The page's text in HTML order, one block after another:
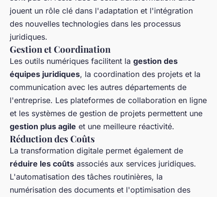
jouent un rôle clé dans l'adaptation et l'intégration
des nouvelles technologies dans les processus
juridiques.
Gestion et Coordination
Les outils numériques facilitent la gestion des
équipes juridiques, la coordination des projets et la
communication avec les autres départements de
l'entreprise. Les plateformes de collaboration en ligne
et les systèmes de gestion de projets permettent une
gestion plus agile et une meilleure réactivité.
Réduction des Coûts
La transformation digitale permet également de
réduire les coûts associés aux services juridiques.
L'automatisation des tâches routinières, la
numérisation des documents et l'optimisation des